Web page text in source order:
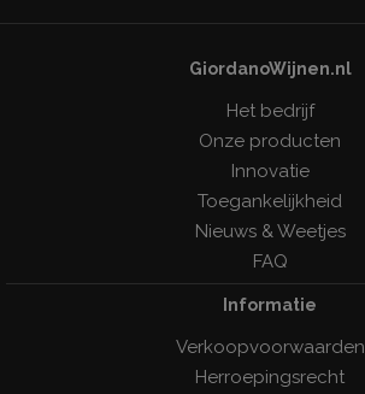
GiordanoWijnen.nl
Het bedrijf
Onze producten
Innovatie
Toegankelijkheid
Nieuws & Weetjes
FAQ
Informatie
Verkoopvoorwaarden
Herroepingsrecht